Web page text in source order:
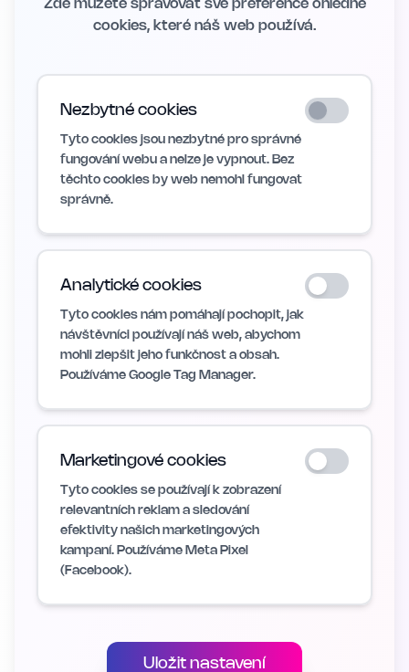
Zde můžete spravovat své preference ohledně
cookies, které náš web používá.
Nezbytné cookies
Tyto cookies jsou nezbytné pro správné
fungování webu a nelze je vypnout. Bez
těchto cookies by web nemohl fungovat
správně.
Analytické cookies
Tyto cookies nám pomáhají pochopit, jak
návštěvníci používají náš web, abychom
mohli zlepšit jeho funkčnost a obsah.
Používáme Google Tag Manager.
Marketingové cookies
Tyto cookies se používají k zobrazení
relevantních reklam a sledování
efektivity našich marketingových
kampaní. Používáme Meta Pixel
(Facebook).
Uložit nastavení